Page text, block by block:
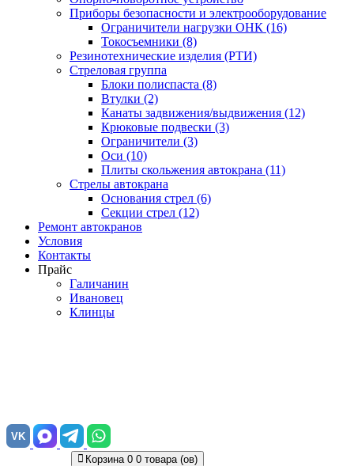
Приборы безопасности и электрооборудование
Ограничители нагрузки ОНК (16)
Токосъемники (8)
Резинотехнические изделия (РТИ)
Стреловая группа
Блоки полиспаста (8)
Втулки (2)
Канаты задвижения/выдвижения (12)
Крюковые подвески (3)
Ограничители (3)
Оси (10)
Плиты скольжения автокрана (11)
Стрелы автокрана
Основания стрел (6)
Секции стрел (12)
Ремонт автокранов
Условия
Контакты
Прайс
Галичанин
Ивановец
Клинцы
VK
Корзина 0 0 товара (ов)